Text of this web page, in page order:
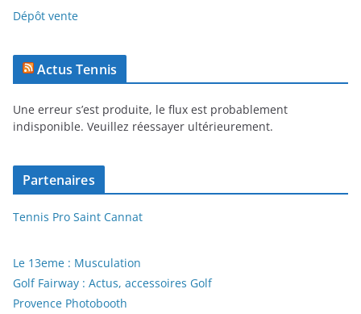
Dépôt vente
Actus Tennis
Une erreur s’est produite, le flux est probablement
indisponible. Veuillez réessayer ultérieurement.
Partenaires
Tennis Pro Saint Cannat
Le 13eme : Musculation
Golf Fairway : Actus, accessoires Golf
Provence Photobooth